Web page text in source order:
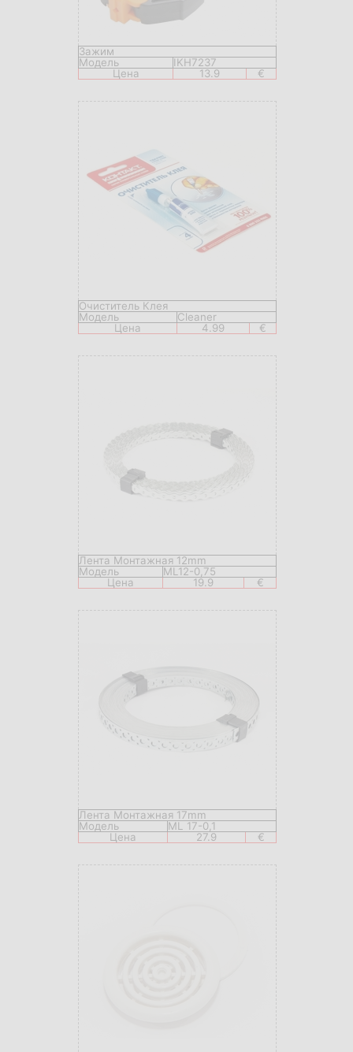
Зажим
Модель
IKH7237
Цена
13.9 €
Очиститель Клея
Модель
Сleaner
Цена
4.99 €
Лента Монтажная 12mm
Модель
ML12-0,75
Цена
19.9 €
Лента Монтажная 17mm
Модель
ML 17-0,1
Цена
27.9 €